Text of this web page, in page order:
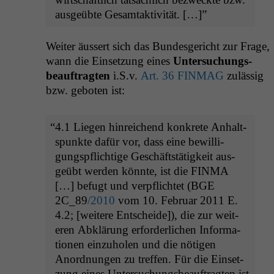
aus­geübte Gesamtaktivität. […]”
Weit­er äussert sich das Bun­des­gericht zur Frage,
wann die Ein­set­zung eines Unter­suchungs­
beauf­tragten i.S.v. Art. 36 FINMAG zuläs­sig
bzw. geboten ist:
“4.1 Liegen hin­re­ichend konkrete Anhalt­
spunk­te dafür vor, dass eine bewil­li­
gungspflichtige Geschäft­stätigkeit aus­
geübt wer­den kön­nte, ist die FINMA
[…] befugt und verpflichtet (BGE
2C_89/2010 vom 10. Feb­ru­ar 2011 E.
4.2; [weit­ere Entschei­de]), die zur weit­
eren Abklärung erforder­lichen Infor­ma­
tio­nen einzu­holen und die nöti­gen
Anord­nun­gen zu tre­f­fen. Für die Ein­set­